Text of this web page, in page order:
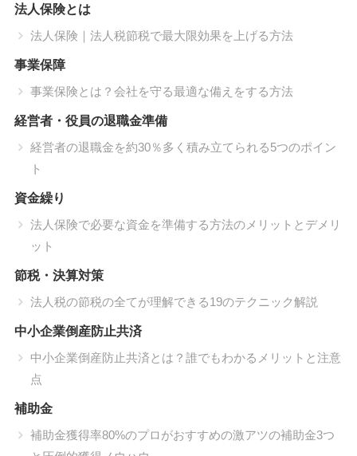
法人保険とは
法人保険｜法人税節税で最大限効果を上げる方法
事業保障
事業保険とは？会社を守る最適な備えをする方法
経営者・役員の退職金準備
経営者の退職金を約30％多く積み立てられる5つのポイン
ト
資金繰り
法人保険で必要な資金を準備する方法のメリットとデメリ
ット
節税・決算対策
法人税の節税の全てが理解できる19のテクニック解説
中小企業倒産防止共済
中小企業倒産防止共済とは？誰でもわかるメリットと注意
点
補助金
補助金獲得率80%のプロがおすすめの激アツの補助金3つ